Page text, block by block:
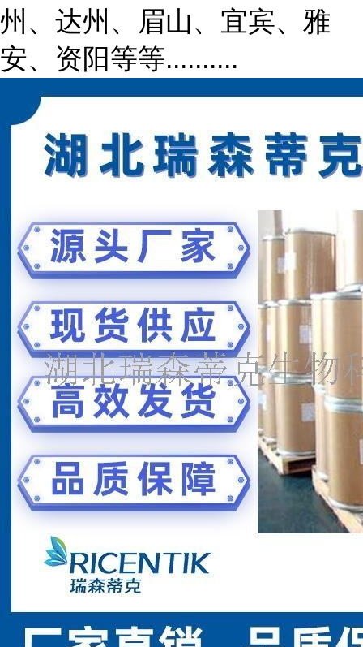
州、达州、眉山、宜宾、雅
安、资阳等等..........